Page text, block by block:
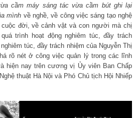
cầm máy sáng tác vừa cầm bút ghi lại
mình về nghề, về công việc sáng tạo nghệ
đời, về cảnh vật và con người mà chị
trình hoạt động nghiêm túc, đầy trách
túc, đầy trách nhiệm của Nguyễn Thị
rõ nét ở công việc quản lý trong các lĩnh
hiện nay trên cương vị Ủy viên Ban Chấp
thuật Hà Nội và Phó Chủ tịch Hội Nhiếp